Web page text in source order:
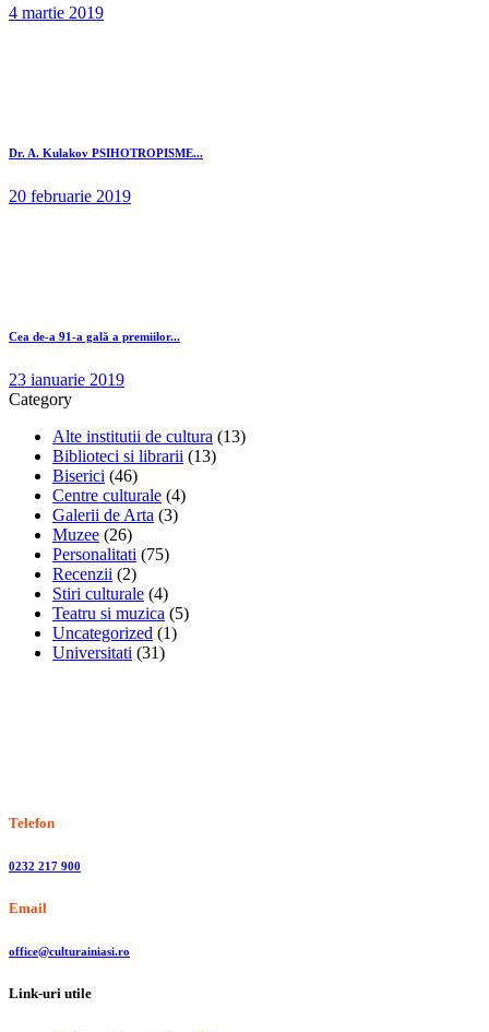
4 martie 2019
Dr. A. Kulakov PSIHOTROPISME...
20 februarie 2019
Cea de-a 91-a gală a premiilor...
23 ianuarie 2019
Category
Alte institutii de cultura (13)
Biblioteci si librarii (13)
Biserici (46)
Centre culturale (4)
Galerii de Arta (3)
Muzee (26)
Personalitati (75)
Recenzii (2)
Stiri culturale (4)
Teatru si muzica (5)
Uncategorized (1)
Universitati (31)
Telefon
0232 217 900
Email
office@culturainiasi.ro
Link-uri utile